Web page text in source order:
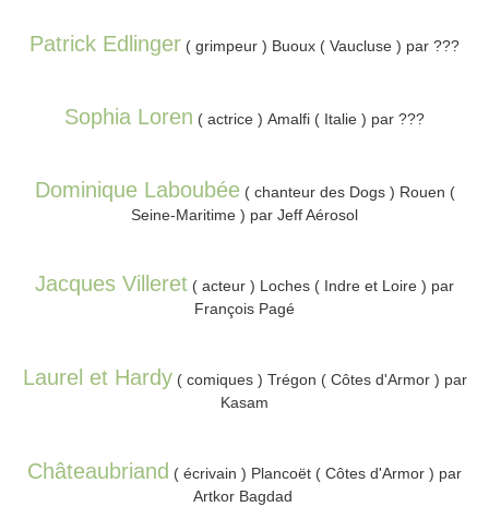
Patrick Edlinger ( grimpeur ) Buoux ( Vaucluse ) par ???
Sophia Loren ( actrice ) Amalfi ( Italie ) par ???
Dominique Laboubée( chanteur des Dogs ) Rouen (
Seine-Maritime ) par Jeff Aérosol
Jacques Villeret ( acteur ) Loches ( Indre et Loire ) par
François Pagé
Laurel et Hardy( comiques ) Trégon ( Côtes d'Armor ) par
Kasam
Châteaubriand ( écrivain ) Plancoët ( Côtes d'Armor ) par
Artkor Bagdad